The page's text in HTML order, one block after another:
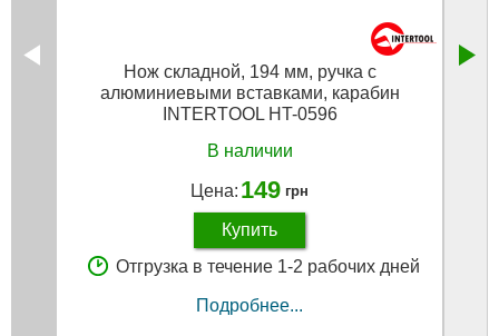
Нож складной, 194 мм, ручка с
алюминиевыми вставками, карабин
INTERTOOL HT-0596
В наличии
Цена: 149 грн
Купить
Отгрузка в течение 1-2 рабочих дней
Подробнее...